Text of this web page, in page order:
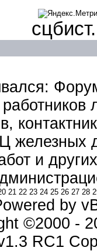
и
21 22 23 24 25 26 27 28
by
©2000 -
RC1